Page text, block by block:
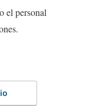
el personal